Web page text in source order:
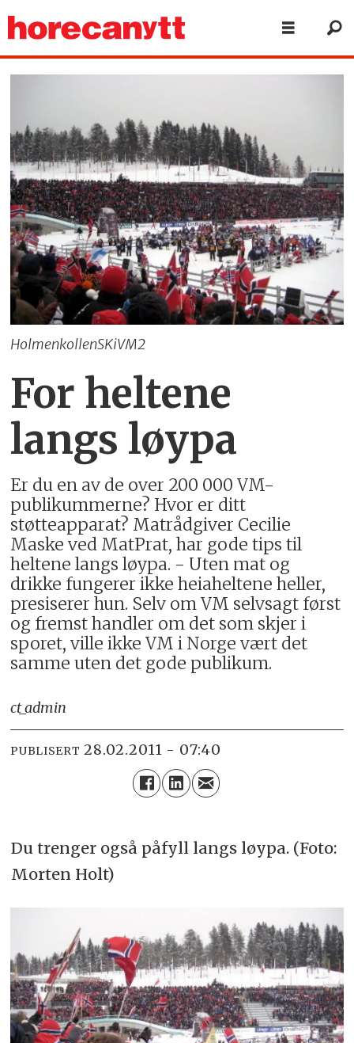
HolmenkollenSKiVM2
For heltene
langs løypa
Er du en av de over 200 000 VM-
publikummerne? Hvor er ditt
støtteapparat? Matrådgiver Cecilie
Maske ved MatPrat, har gode tips til
heltene langs løypa. - Uten mat og
drikke fungerer ikke heiaheltene heller,
presiserer hun. Selv om VM selvsagt først
og fremst handler om det som skjer i
sporet, ville ikke VM i Norge vært det
samme uten det gode publikum.
ct_admin
PUBLISERT 28.02.2011 - 07:40
Du trenger også påfyll langs løypa. (Foto:
Morten Holt)